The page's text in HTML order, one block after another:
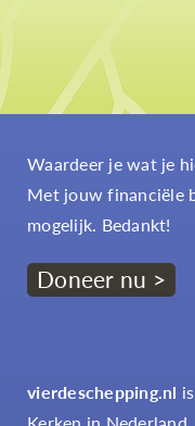
Waardeer je wat je
Met jouw financiële
mogelijk. Bedankt!
Doneer nu >
vierdeschepping.nl